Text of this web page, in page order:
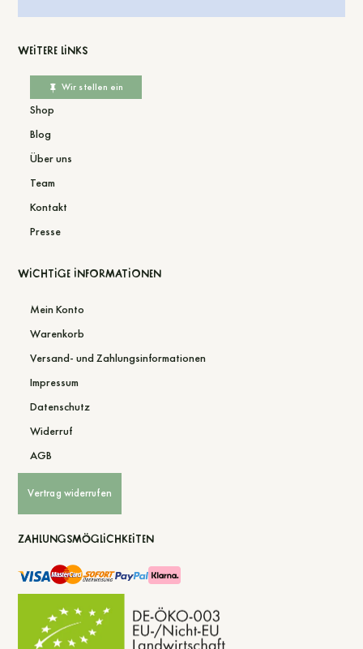
Weitere Links
Wir stellen ein
Shop
Blog
Über uns
Team
Kontakt
Presse
Wichtige Informationen
Mein Konto
Warenkorb
Versand- und Zahlungsinformationen
Impressum
Datenschutz
Widerruf
AGB
Vertrag widerrufen
Zahlungsmöglichkeiten